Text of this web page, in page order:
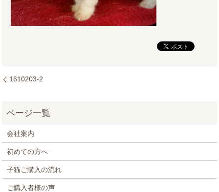
1610203-2
会社案内
初めての方へ
子猫ご購入の流れ
ご購入者様の声